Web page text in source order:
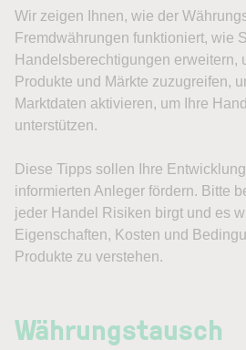
Wir zeigen Ihnen, wie der
Fremdwährungen funktioniert, wie
Handelsberechtigungen erweitern,
Produkte und Märkte zuzugreifen,
Marktdaten aktivieren, um Ihre
unterstützen.
Diese Tipps sollen Ihre
informierten Anleger fördern. Bitte
jeder Handel Risiken birgt und es
Eigenschaften, Kosten und
Produkte zu verstehen.
Währungstausch